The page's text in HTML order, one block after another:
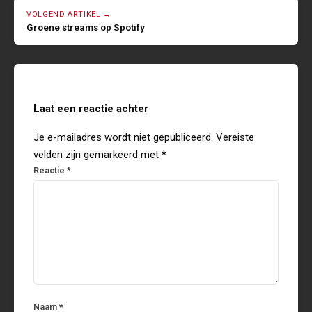
VOLGEND ARTIKEL →
Groene streams op Spotify
Laat een reactie achter
Je e-mailadres wordt niet gepubliceerd. Vereiste
velden zijn gemarkeerd met *
Reactie *
Naam *